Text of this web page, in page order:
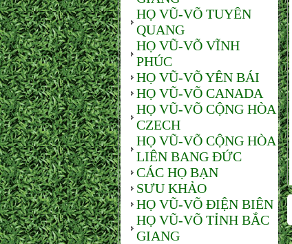
HỌ VŨ-VÕ TUYÊN
QUANG
HỌ VŨ-VÕ VĨNH
PHÚC
HỌ VŨ-VÕ YÊN BÁI
HỌ VŨ-VÕ CANADA
HỌ VŨ-VÕ CỘNG HÒA
CZECH
HỌ VŨ-VÕ CỘNG HÒA
LIÊN BANG ĐỨC
CÁC HỌ BẠN
SƯU KHẢO
HỌ VŨ-VÕ ĐIỆN BIÊN
HỌ VŨ-VÕ TỈNH BẮC
GIANG